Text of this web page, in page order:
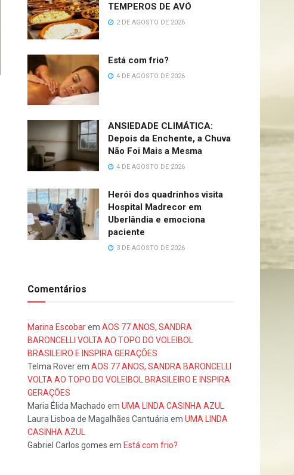
TEMPEROS DE AVÓ
2 DE AGOSTO DE 2026
Está com frio?
4 DE AGOSTO DE 2026
ANSIEDADE CLIMÁTICA:
Depois da Enchente, a Chuva
Não Foi Mais a Mesma
4 DE AGOSTO DE 2026
Herói dos quadrinhos visita
Hospital Madrecor em
Uberlândia e emociona
paciente
3 DE AGOSTO DE 2026
Comentários
Marina Escobarem AOS 77 ANOS, SANDRA
BARONCELLI VOLTA AO TOPO DO VOLEIBOL
BRASILEIRO E INSPIRA GERAÇÕES
Telma Roverem AOS 77 ANOS, SANDRA BARONCELLI
VOLTA AO TOPO DO VOLEIBOL BRASILEIRO E INSPIRA
GERAÇÕES
Maria Élida Machado em UMA LINDA CASINHA AZUL
Laura Lisboa de Magalhães Cantuáriaem UMA LINDA
CASINHA AZUL
Gabriel Carlos gomes em Está com frio?